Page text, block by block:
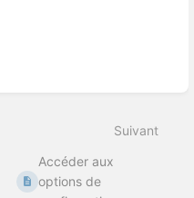
Suivant
Accéder aux
options de